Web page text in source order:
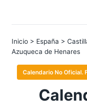
Inicio > España >
Azuqueca de Henares
Calendario No Oficial.